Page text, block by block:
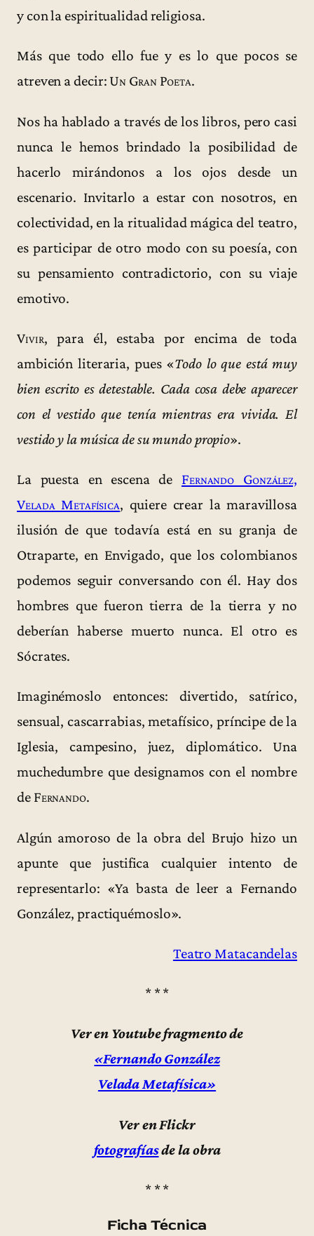
y con la espiritualidad religiosa.
Más que todo ello fue y es lo que pocos se
atreven a decir: Un Gran Poeta.
Nos ha hablado a través de los libros, pero casi
nunca le hemos brindado la posibilidad de
hacerlo mirándonos a los ojos desde un
escenario. Invitarlo a estar con nosotros, en
colectividad, en la ritualidad mágica del teatro,
es participar de otro modo con su poesía, con
su pensamiento contradictorio, con su viaje
emotivo.
Vivir, para él, estaba por encima de toda
ambición literaria, pues «Todo lo que está muy
bien escrito es detestable. Cada cosa debe aparecer
con el vestido que tenía mientras era vivida. El
vestido y la música de su mundo propio».
La puesta en escena de Fernando González,
Velada Metafísica, quiere crear la maravillosa
ilusión de que todavía está en su granja de
Otraparte, en Envigado, que los colombianos
podemos seguir conversando con él. Hay dos
hombres que fueron tierra de la tierra y no
deberían haberse muerto nunca. El otro es
Sócrates.
Imaginémoslo entonces: divertido, satírico,
sensual, cascarrabias, metafísico, príncipe de la
Iglesia, campesino, juez, diplomático. Una
muchedumbre que designamos con el nombre
de Fernando.
Algún amoroso de la obra del Brujo hizo un
apunte que justifica cualquier intento de
representarlo: «Ya basta de leer a Fernando
González, practiquémoslo».
Teatro Matacandelas
* * *
Ver en Youtube fragmento de
«Fernando González
Velada Metafísica»
Ver en Flickr
fotografíasde la obra
* * *
Ficha Técnica